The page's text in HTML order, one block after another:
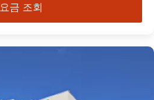
요금 조회